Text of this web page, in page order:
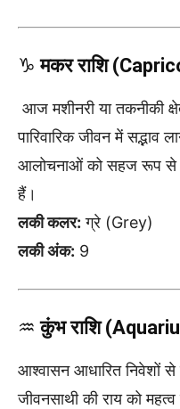
♑मकर राशि
आज मशीनरी या तकनीकी
पारिवारिक जीवन में
आलोचनाओं को सहज रूप से
हैं।
लकी कलर: ग्रे (Grey)
लकी अंक: 9
♒कुंभ राशि
आश्वासन आधारित निवेशों से
जीवनसाथी की राय को